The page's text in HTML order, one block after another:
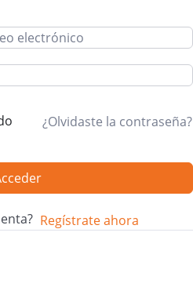
¿Olvidaste la contraseña?
Regístrate ahora